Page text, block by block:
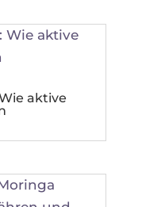
aktive